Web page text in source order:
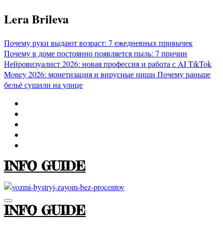
Перейти
к
Lera Brileva
Почему руки выдают возраст: 7 ежедневных привычек
Почему в доме постоянно появляется пыль: 7 причин
Нейровизуалист 2026: новая профессия и работа с AITikTok
Money 2026: монетизация и вирусные ниши Почему раньше
бельё сушили на улице
INFO GUIDE
INFO GUIDE